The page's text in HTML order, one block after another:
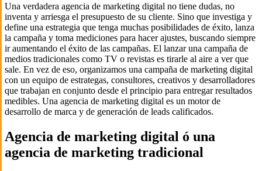
Una verdadera agencia de marketing digital no tiene dudas, no
inventa y arriesga el presupuesto de su cliente. Sino que investiga y
define una estrategia que tenga muchas posibilidades de éxito, lanza
la campaña y toma mediciones para hacer ajustes, buscando siempre
ir aumentando el éxito de las campañas. El lanzar una campaña de
medios tradicionales como TV o revistas es tirarle al aire a ver que
sale. En vez de eso, organizamos una campaña de marketing digital
con un equipo de estrategas, consultores, creativos y desarrolladores
que trabajan en conjunto desde el principio para entregar resultados
medibles. Una agencia de marketing digital es un motor de
desarrollo de marca y de generación de leads calificados.
Agencia de marketing digital ó una
agencia de marketing tradicional